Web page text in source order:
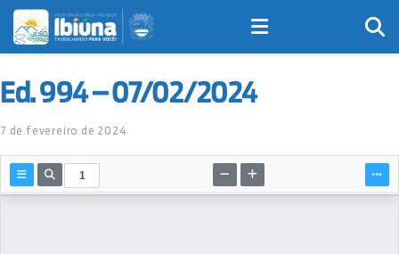
Ed. 994 – 07/02/2024
7 de fevereiro de 2024